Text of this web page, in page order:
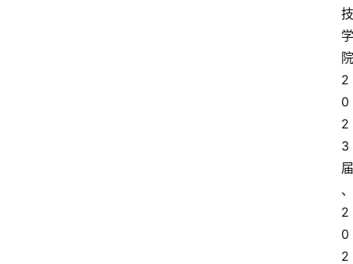
技
学
院
2
0
2
3
届
、
2
0
2